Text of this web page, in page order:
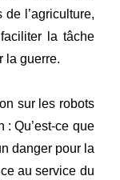
l’agriculture,
la tâche
la guerre.
sur les robots
: Qu’est-ce que
danger pour la
au service du